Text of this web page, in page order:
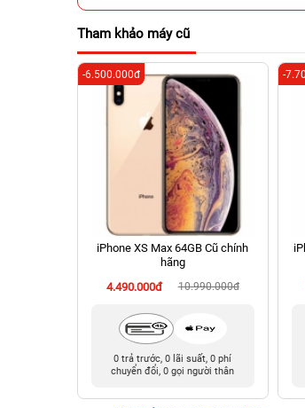
Tham khảo máy cũ
iPhone XS Max 64GB Cũ chính
hãng
4.490.000đ
10.990.000đ
-6.500.000đ
0 trả trước, 0 lãi suất, 0 phí
chuyển đổi, 0 gọi người thân
-